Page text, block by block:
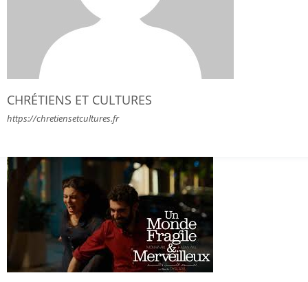
CHRÉTIENS ET CULTURES
https://chretiensetcultures.fr